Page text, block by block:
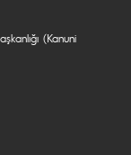
(Kanuni